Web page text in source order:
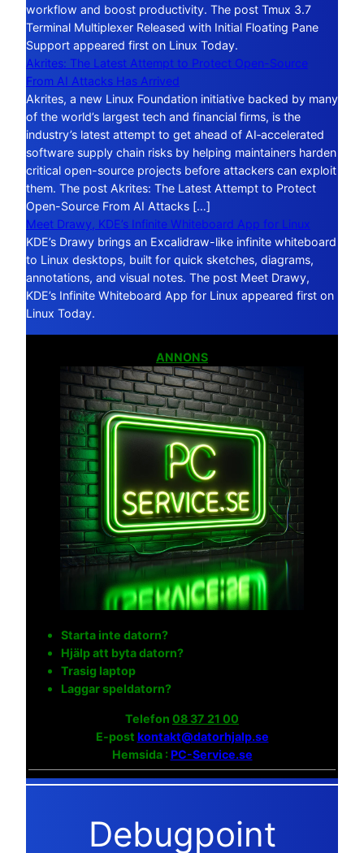
workflow and boost productivity. The post Tmux 3.7
Terminal Multiplexer Released with Initial Floating Pane
Support appeared first on Linux Today.
Akrites: The Latest Attempt to Protect Open-Source
From AI Attacks Has Arrived
Akrites, a new Linux Foundation initiative backed by many
of the world’s largest tech and financial firms, is the
industry’s latest attempt to get ahead of AI‑accelerated
software supply chain risks by helping maintainers harden
critical open-source projects before attackers can exploit
them. The post Akrites: The Latest Attempt to Protect
Open-Source From AI Attacks […]
Meet Drawy, KDE’s Infinite Whiteboard App for Linux
KDE’s Drawy brings an Excalidraw-like infinite whiteboard
to Linux desktops, built for quick sketches, diagrams,
annotations, and visual notes. The post Meet Drawy,
KDE’s Infinite Whiteboard App for Linux appeared first on
Linux Today.
ANNONS
Starta inte datorn?
Hjälp att byta datorn?
Trasig laptop
Laggar speldatorn?
Telefon 08 37 21 00
E-post kontakt@datorhjalp.se
Hemsida :PC-Service.se
Debugpoint